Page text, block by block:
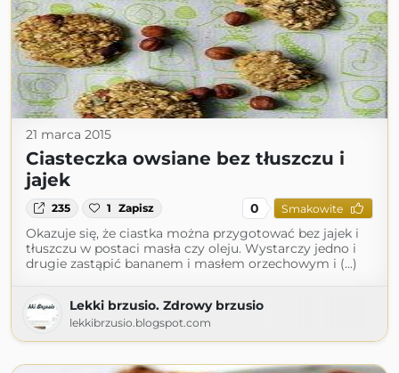
21 marca 2015
Ciasteczka owsiane bez tłuszczu i
jajek
235 1 Zapisz 0 Smakowite
Okazuje się, że ciastka można przygotować bez jajek i
tłuszczu w postaci masła czy oleju. Wystarczy jedno i
drugie zastąpić bananem i masłem orzechowym i (...)
Lekki brzusio. Zdrowy brzusio
lekkibrzusio.blogspot.com